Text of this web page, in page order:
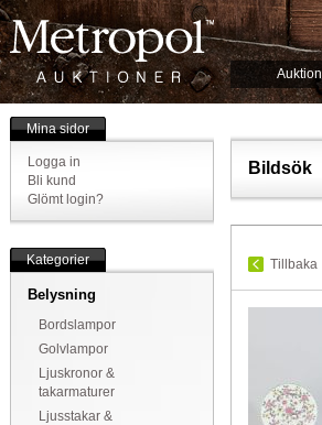
Mina sidor
Logga in
Bli kund
Glömt login?
Kategorier
Belysning
Bordslampor
Golvlampor
Ljuskronor &
takarmaturer
Ljusstakar &
Bildsök
Tillbaka